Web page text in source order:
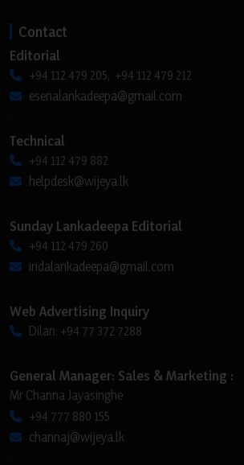
Contact
Editorial
+94 112 479 205, +94 112 479 212
esenalankadeepa@gmail.com
Technical
+94 112 479 882
helpdesk@wijeya.lk
Sunday Lankadeepa Editorial
+94 112 479 260
iridalankadeepa@gmail.com
Web Advertising Inquiry
Dilan: +94 77 372 7288
General Manager: Sales & Marketing :
Mr Channa Jayasinghe
+94 777 880 155
channaj@wijeya.lk